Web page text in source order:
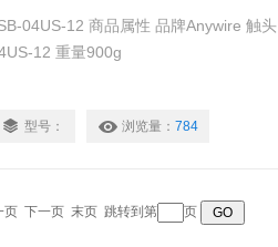
04US-12 商品属性 品牌Anywire 触头
12 重量900g
型号： 浏览量： 784
页 下一页 末页 跳转到第 页